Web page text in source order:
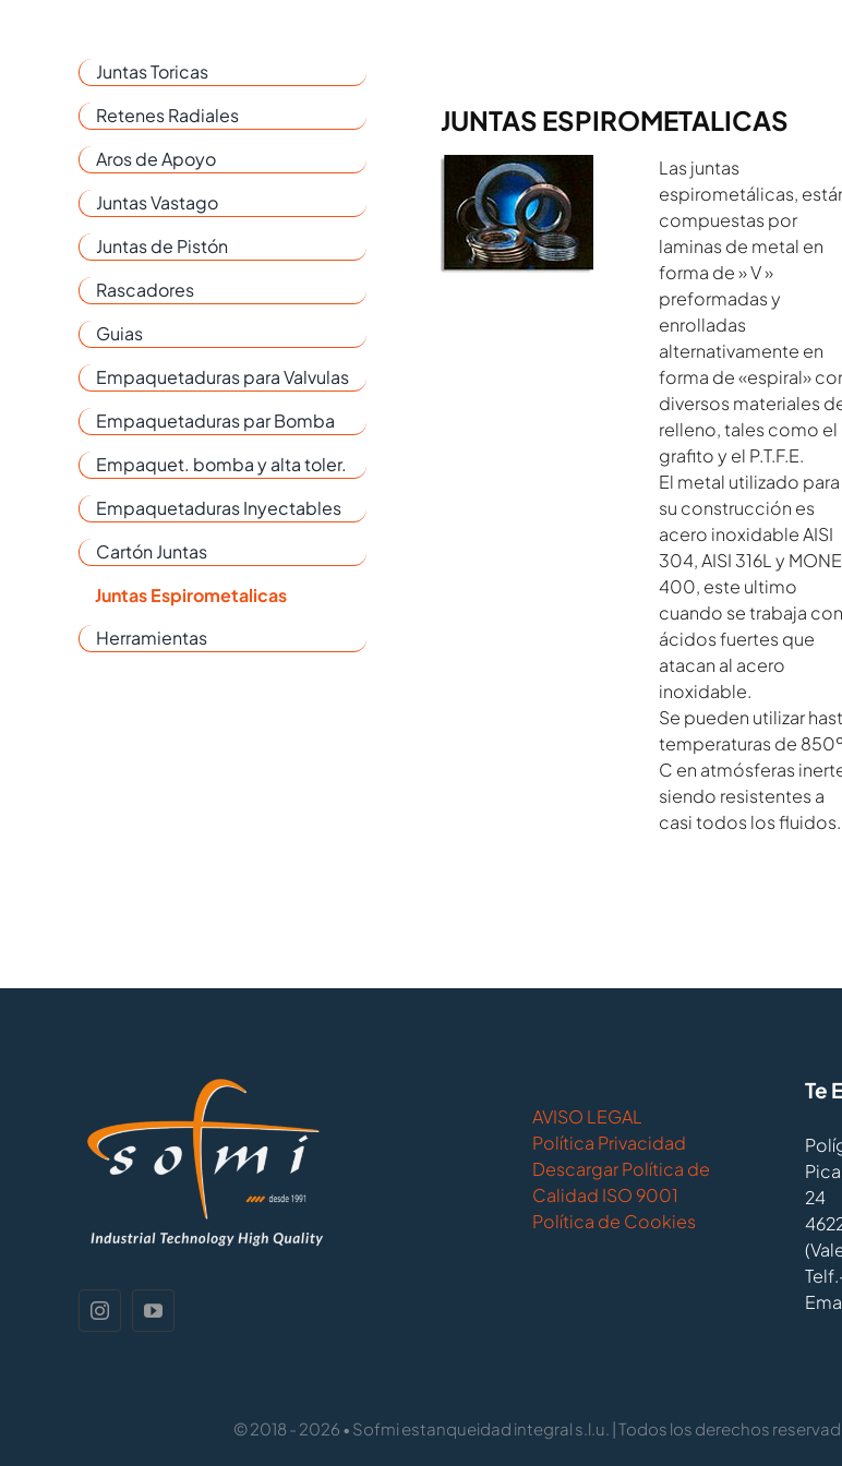
Juntas Toricas
Retenes Radiales
Aros de Apoyo
Juntas Vastago
Juntas de Pistón
Rascadores
Guias
Empaquetaduras para Valvulas
Empaquetaduras par Bomba
Empaquet. bomba y alta toler.
Empaquetaduras Inyectables
Cartón Juntas
Juntas Espirometalicas
Herramientas
JUNTAS ESPIROMETALICAS
Las juntas
espirometálicas,
compuestas por
laminas de metal en
forma de » V »
preformadas y
enrolladas
alternativamente en
forma de «espiral»
diversos materiales
relleno, tales como el
grafito y el P.T.F.E.
El metal utilizado para
su construcción es
acero inoxidable AISI
304, AISI 316L y
400, este ultimo
cuando se trabaja con
ácidos fuertes que
atacan al acero
inoxidable.
Se pueden utilizar
temperaturas de 850º
C en atmósferas
siendo resistentes a
casi todos los fluidos.
AVISO LEGAL
Política Privacidad
Descargar Política de
Calidad ISO 9001
Política de Cookies
Te
24
© 2018 - 2026 • Sofmi estanqueidad integral s.l.u. | Todos los derechos